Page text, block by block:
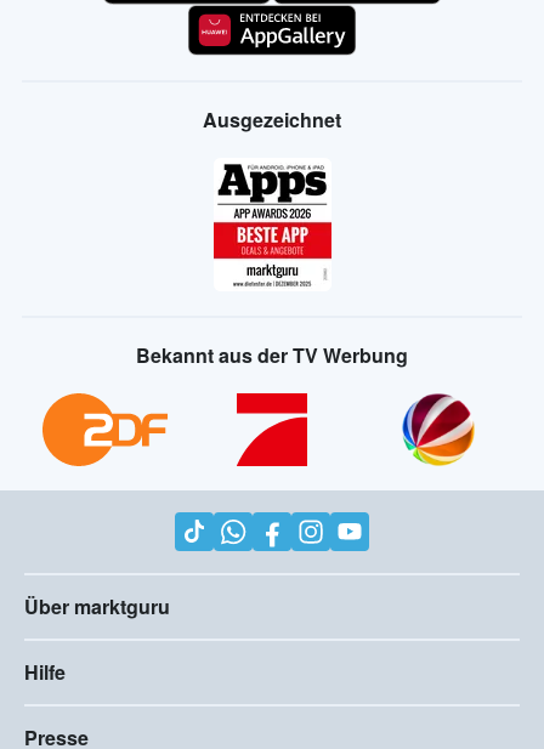
Ausgezeichnet
Bekannt aus der TV Werbung
Über marktguru
Hilfe
Presse